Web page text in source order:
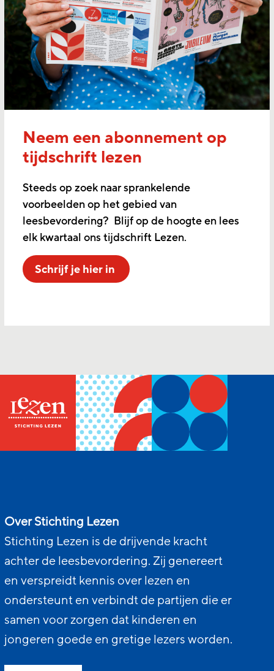
Neem een abonnement op
tijdschrift lezen
Steeds op zoek naar sprankelende
voorbeelden op het gebied van
leesbevordering? Blijf op de hoogte en lees
elk kwartaal ons tijdschrift Lezen.
Schrijf je hier in
Over Stichting Lezen
Stichting Lezen is de drijvende kracht
achter de leesbevordering. Zij genereert
en verspreidt kennis over lezen en
ondersteunt en verbindt de partijen die er
samen voor zorgen dat kinderen en
jongeren goede en gretige lezers worden.